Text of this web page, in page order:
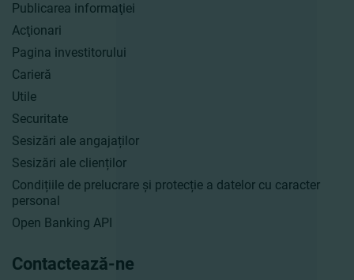
Publicarea informaţiei
Acţionari
Pagina investitorului
Carieră
Utile
Securitate
Sesizări ale angajaților
Sesizări ale clienților
Condițiile de prelucrare și protecție a datelor cu caracter
personal
Open Banking API
Contactează-ne